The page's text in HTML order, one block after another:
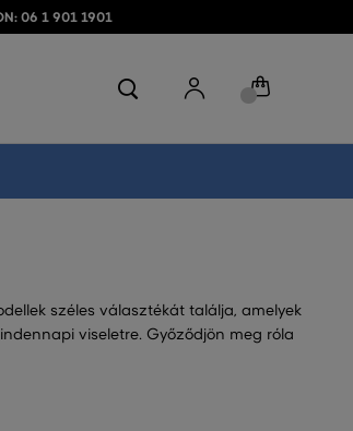
06 1 901 1901
széles választékát találja, amelyek
viseletre. Győződjön meg róla